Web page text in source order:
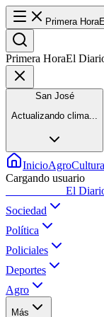
Primera Hora
Primera HoraEl
San José
Actualizando clima...
InicioAgroCultura
Cargando usuario
El
Sociedad
Política
Policiales
Deportes
Agro
Más